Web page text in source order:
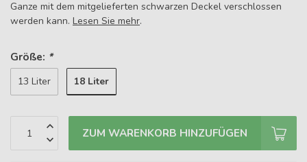
Ganze mit dem mitgelieferten schwarzen Deckel verschlossen
werden kann. Lesen Sie mehr.
Größe: *
13 Liter 18 Liter
ZUM WARENKORB HINZUFÜGEN